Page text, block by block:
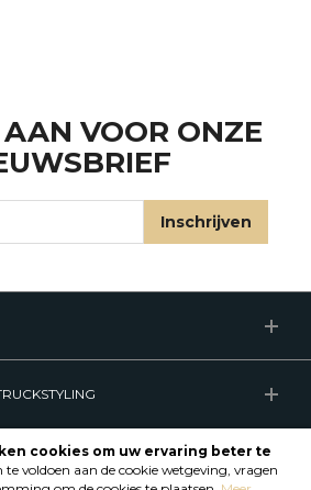
cookies om uw ervaring beter te
te voldoen aan de cookie wetgeving, vragen
VOOR ONZE
Inschrijven
Bekijk onze Facebook pagina
Bekijk onze Instagram pagina
Bekijk ons Tiktok account